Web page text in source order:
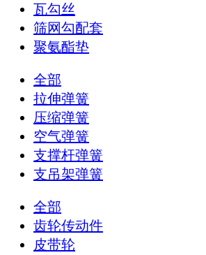
瓦勾丝
筛网勾配套
聚氨酯垫
全部
拉伸弹簧
压缩弹簧
空气弹簧
支撑杆弹簧
支吊架弹簧
全部
齿轮传动件
皮带轮